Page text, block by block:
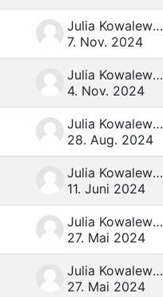
Julia Kowalewski
7. Nov. 2024
Julia Kowalewski
4. Nov. 2024
Julia Kowalewski
28. Aug. 2024
Julia Kowalewski
11. Juni 2024
Julia Kowalewski
27. Mai 2024
Julia Kowalewski
27. Mai 2024